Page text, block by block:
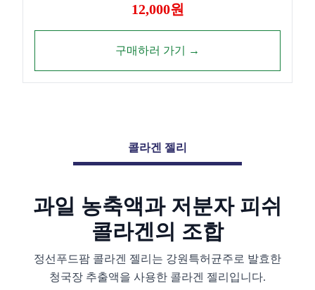
12,000원
구매하러 가기 →
콜라겐 젤리
과일 농축액과 저분자 피쉬
콜라겐의 조합
정선푸드팜 콜라겐 젤리는 강원특허균주로 발효한
청국장 추출액을 사용한 콜라겐 젤리입니다.